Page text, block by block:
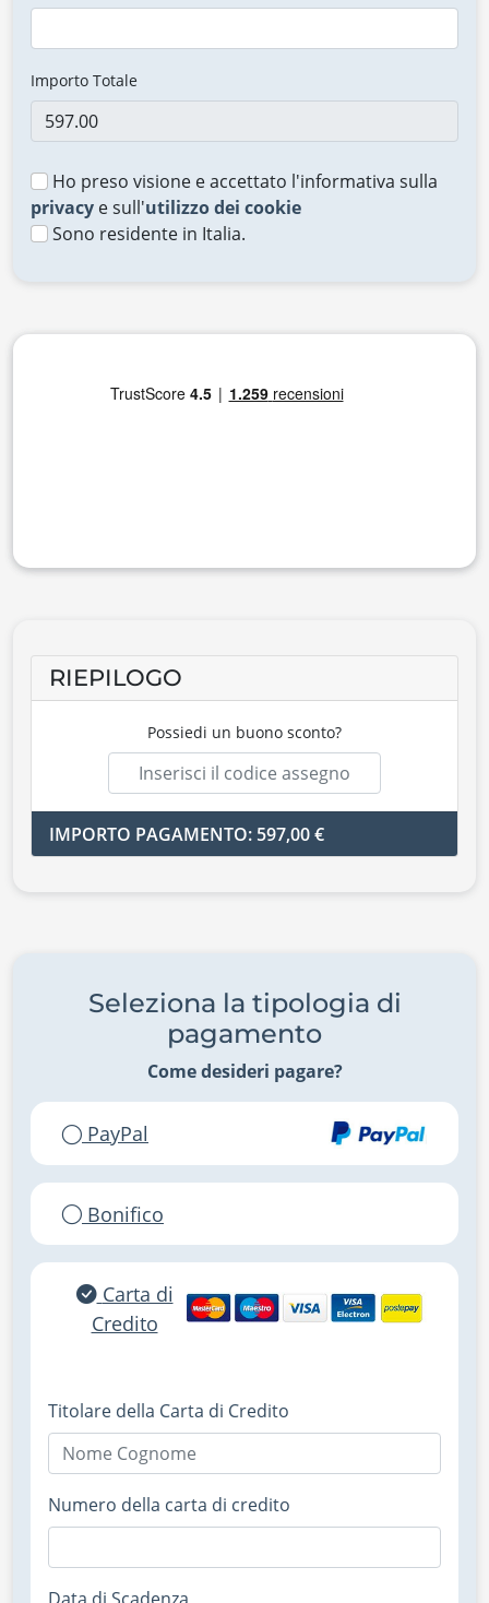
Importo Totale
Ho preso visione e accettato l'informativa sulla
privacy e sull'utilizzo dei cookie
Sono residente in Italia.
RIEPILOGO
Possiedi un buono sconto?
IMPORTO PAGAMENTO: 597,00 €
Seleziona la tipologia di
pagamento
Come desideri pagare?
PayPal
Bonifico
Carta di
Credito
Titolare della Carta di Credito
Numero della carta di credito